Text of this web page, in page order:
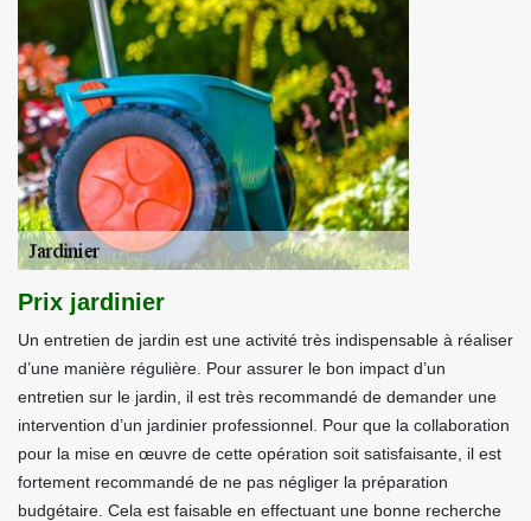
Prix jardinier
Un entretien de jardin est une activité très indispensable à réaliser
d’une manière régulière. Pour assurer le bon impact d’un
entretien sur le jardin, il est très recommandé de demander une
intervention d’un jardinier professionnel. Pour que la collaboration
pour la mise en œuvre de cette opération soit satisfaisante, il est
fortement recommandé de ne pas négliger la préparation
budgétaire. Cela est faisable en effectuant une bonne recherche